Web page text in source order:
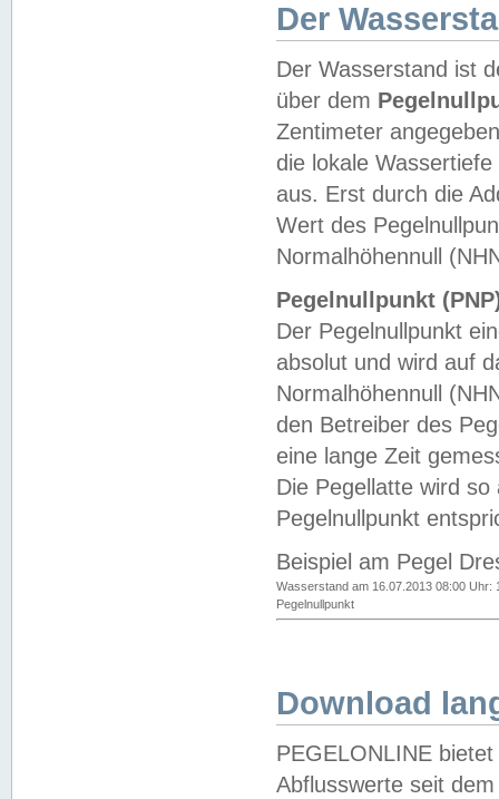
Der
Der Wasserstand ist
über dem
Zentimeter
die lokale
aus. Erst durch die
Wert des
Normalhöhennull
Pegelnullpunkt
Der Pegelnullpunkt
absolut und wird auf
Normalhöhennull
den Betreiber des
eine lange Zeit
Die Pegellatte wird
Pegelnullpunkt
Beispiel am Pegel
Wasserstand am 16.07.2013 08:00 Uhr:
Pegelnullpunkt
Download
PEGELONLINE
Abflusswerte seit